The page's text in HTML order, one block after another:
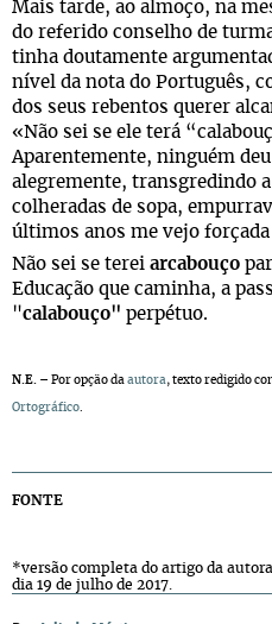
Mais tarde, ao almoço, na
do referido conselho de
tinha doutamente
nível da nota do Português,
dos seus rebentos querer
«Não sei se ele terá
Aparentemente, ninguém
alegremente, transgredindo
colheradas de sopa,
últimos anos me vejo
Não sei se terei arcabouço
Educação que caminha, a
"calabouço" perpétuo.
N.E. – Por opção da autora, texto redigido
Ortográfico.
FONTE
*versão completa do artigo da
dia 19 de julho de 2017.